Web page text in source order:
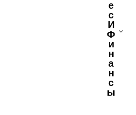
Е
С
И
Ф
И
Н
А
Н
С
Ы